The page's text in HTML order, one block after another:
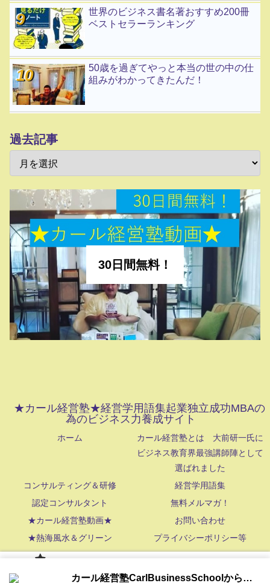
世界のビジネス書名著おすすめ200冊
ベストセラーランキング
50歳を過ぎてやっと本当の世の中の仕
組みがわかってきたんだ！
過去記事
30日間無料！
★カール経営塾★経営学用語集起業独立成功MBAの
為のビジネス力養成サイト
ホーム
カール経営塾とは 大前研一氏に
ビジネス教育界最強講師陣として
選ばれました
コンサルティング＆研修
経営学用語集
認定コンサルタント
無料メルマガ！
★カール経営塾動画★
お問い合わせ
★熱海風水＆グリーン
プライバシーポリシー等
カール経営塾CarlBusinessSchoolから通知を受け取る